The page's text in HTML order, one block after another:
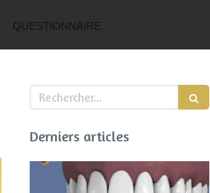
QUESTIONNAIRE
Rechercher
Derniers articles